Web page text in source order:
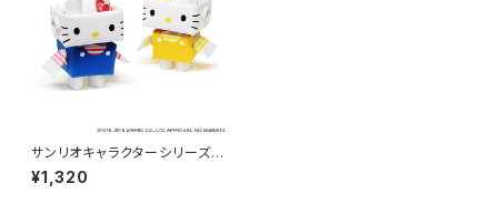
サンリオキャラクターシリーズ
[ハローキティ]
¥1,320